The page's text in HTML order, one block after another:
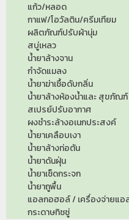
แก้ว/หลอด
กาแฟ/โอวัลติน/ครีมเทียม
ผลิตภัณฑ์ปรับผ้านุ่ม
สบู่เหลว
น้ำยาล้างจาน
กำจัดแมลง
น้ำยาฆ่าเชื้อดับกลิ่น
น้ำยาล้างห้องน้ำและ สุขภัณฑ์
สเปรย์ปรับอากาศ
ผงชำระล้างอเนกประสงค์
น้ำยาเคลือบเงา
น้ำยาล้างท่อตัน
น้ำยาดันฝุ่น
น้ำยาเช็ดกระจก
น้ำยาถูพื้น
แอลกอฮอล์ / เครื่องจ่ายแ
กระดาษทิชชู่